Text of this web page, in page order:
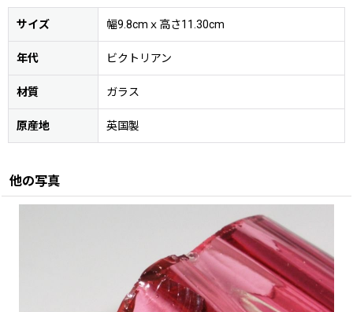
サイズ 幅9.8cmｘ高さ11.30cm
年代 ビクトリアン
材質 ガラス
原産地 英国製
他の写真